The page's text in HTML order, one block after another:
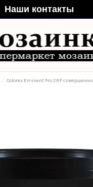
Наши контакты
Colorex Eminent Pro 2RF